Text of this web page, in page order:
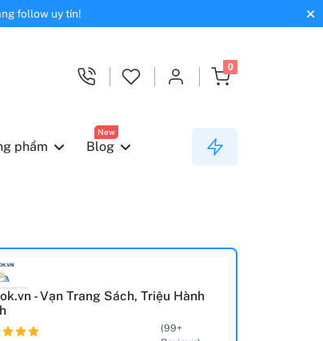
follow uy tín!
0
phẩm
New
Blog
- Vạn Trang Sách, Triệu Hành
(99+